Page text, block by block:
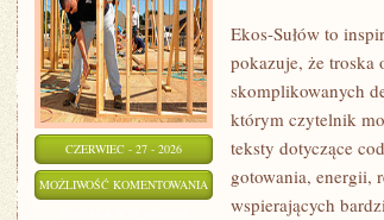
CZERWIEC - 27 - 2026
MOŻLIWOŚĆ KOMENTOWANIA TECHNOLOGIE
Ekos-Sułów to
pokazuje, że troska
skomplikowanych
którym czytelnik
teksty dotyczące
gotowania, energii,
wspierających